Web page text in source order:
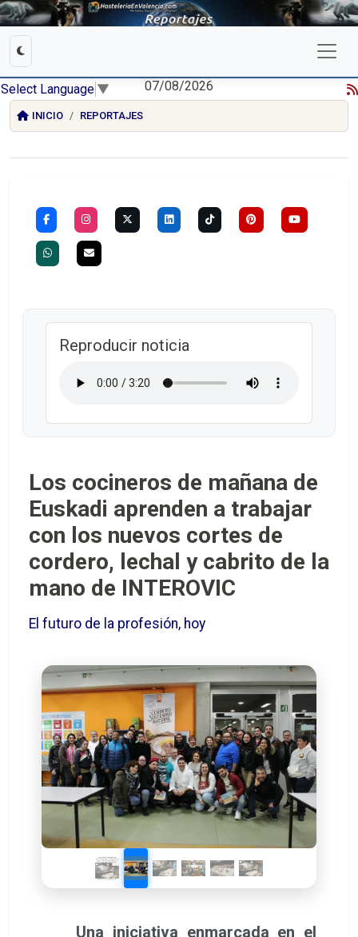
Select Language ▼ 07/08/2026
INICIO REPORTAJES
Reproducir noticia
Los cocineros de mañana de
Euskadi aprenden a trabajar
con los nuevos cortes de
cordero, lechal y cabrito de la
mano de INTEROVIC
El futuro de la profesión, hoy
Una iniciativa enmarcada en el